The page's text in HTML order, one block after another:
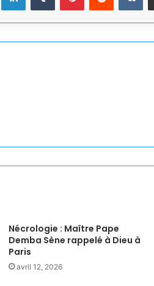
Nécrologie : Maître Pape
Demba Sène rappelé à Dieu à
Paris
avril 12, 2026